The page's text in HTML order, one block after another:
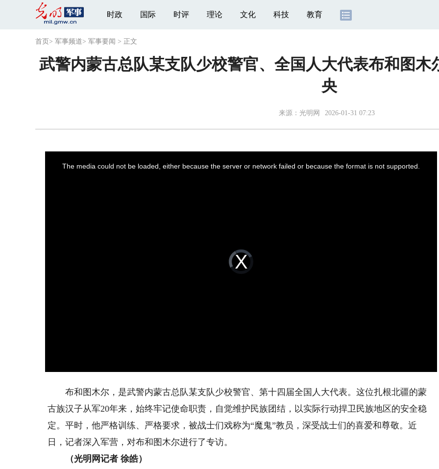
时政 国际 时评 理论 文化 科技 教育
首页 > 军事频道> 军事要闻 > 正文
武警内蒙古总队某支队少校警官、全国人大代表布和图木
央
来源： 光明网 2026-01-31 07:23
Video
Player
is
loading.
The media could not be loaded, either because the server or network failed or because the format is not supported.
布和图木尔，是武警内蒙古总队某支队少校警官、第十四届全国人大代表。这位扎根北疆的蒙
古族汉子从军20年来，始终牢记使命职责，自觉维护民族团结，以实际行动捍卫民族地区的安全稳
定。平时，他严格训练、严格要求，被战士们戏称为“魔鬼”教员，深受战士们的喜爱和尊敬。近
日，记者深入军营，对布和图木尔进行了专访。
（光明网记者 徐皓）